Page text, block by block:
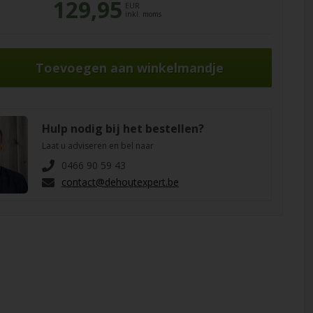
129,95 EUR
inkl. moms
Hulp nodig bij het bestellen?
Laat u adviseren en bel naar
0466 90 59 43
contact@dehoutexpert.be